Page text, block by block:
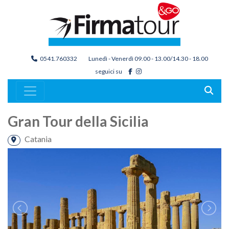
0541.760332
Lunedì - Venerdì 09.00 - 13.00/14.30 - 18.00
seguici su
Gran Tour della Sicilia
Catania